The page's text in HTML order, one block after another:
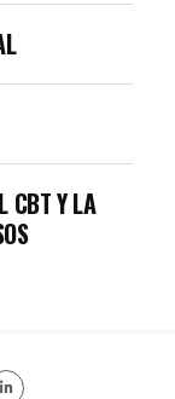
CBT Y LA